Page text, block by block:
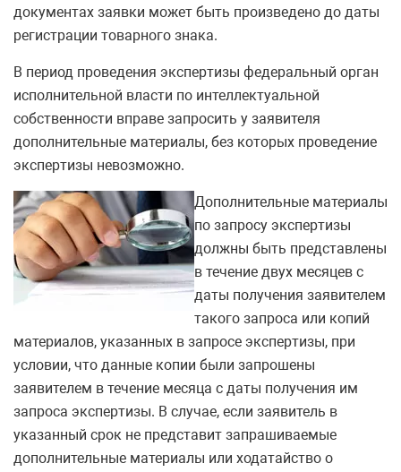
документах заявки может быть произведено до даты
регистрации товарного знака.
В период проведения экспертизы федеральный орган
исполнительной власти по интеллектуальной
собственности вправе запросить у заявителя
дополнительные материалы, без которых проведение
экспертизы невозможно.
Дополнительные материалы
по запросу экспертизы
должны быть представлены
в течение двух месяцев с
даты получения заявителем
такого запроса или копий
материалов, указанных в запросе экспертизы, при
условии, что данные копии были запрошены
заявителем в течение месяца с даты получения им
запроса экспертизы. В случае, если заявитель в
указанный срок не представит запрашиваемые
дополнительные материалы или ходатайство о